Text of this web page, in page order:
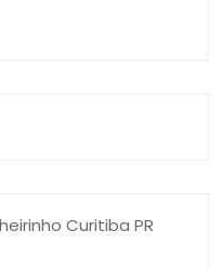
Curitiba PR